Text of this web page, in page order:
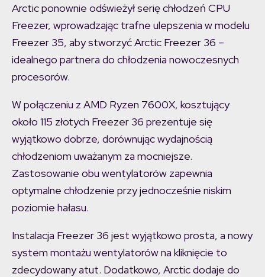
Arctic ponownie odświeżył serię chłodzeń CPU
Freezer, wprowadzając trafne ulepszenia w modelu
Freezer 35, aby stworzyć Arctic Freezer 36 –
idealnego partnera do chłodzenia nowoczesnych
procesorów.
W połączeniu z AMD Ryzen 7600X, kosztujący
około 115 złotych Freezer 36 prezentuje się
wyjątkowo dobrze, dorównując wydajnością
chłodzeniom uważanym za mocniejsze.
Zastosowanie obu wentylatorów zapewnia
optymalne chłodzenie przy jednocześnie niskim
poziomie hałasu.
Instalacja Freezer 36 jest wyjątkowo prosta, a nowy
system montażu wentylatorów na kliknięcie to
zdecydowany atut. Dodatkowo, Arctic dodaje do